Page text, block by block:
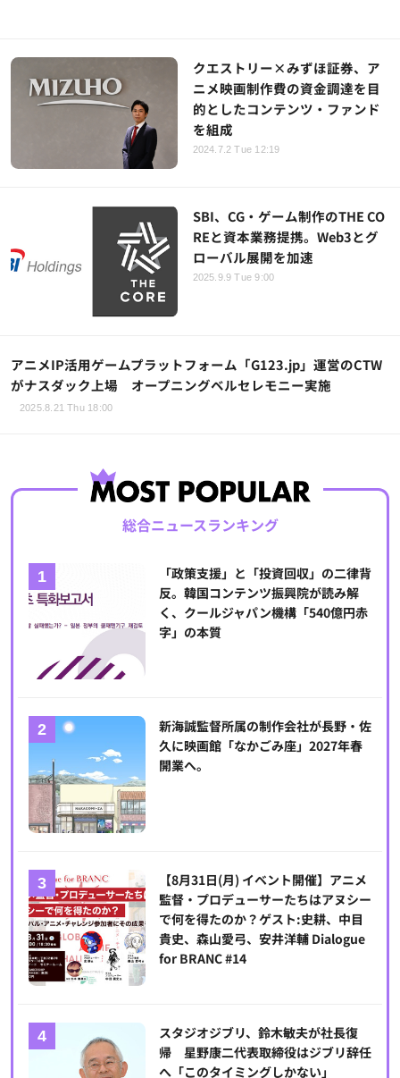
クエストリー×みずほ証券、ア
ニメ映画制作費の資金調達を目
的としたコンテンツ・ファンド
を組成
2024.7.2 Tue 12:19
SBI、CG・ゲーム制作のTHE CO
REと資本業務提携。Web3とグ
ローバル展開を加速
2025.9.9 Tue 9:00
アニメIP活用ゲームプラットフォーム「G123.jp」運営のCTW
がナスダック上場 オープニングベルセレモニー実施
2025.8.21 Thu 18:00
総合ニュースランキング
「政策支援」と「投資回収」の二律背
反。韓国コンテンツ振興院が読み解
く、クールジャパン機構「540億円赤
字」の本質
新海誠監督所属の制作会社が長野・佐
久に映画館「なかごみ座」2027年春
開業へ。
【8月31日(月) イベント開催】アニメ
監督・プロデューサーたちはアヌシー
で何を得たのか？ゲスト:史耕、中目
貴史、森山愛弓、安井洋輔 Dialogue
for BRANC #14
スタジオジブリ、鈴木敏夫が社長復
帰 星野康二代表取締役はジブリ辞任
へ「このタイミングしかない」